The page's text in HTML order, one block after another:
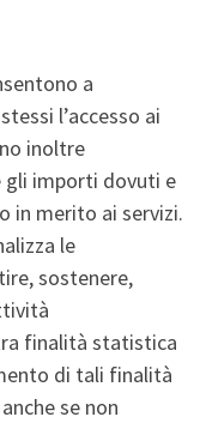
a
l’accesso ai
inoltre
gli importi dovuti e
in merito ai servizi.
le
sostenere,
finalità statistica
di tali finalità
se non